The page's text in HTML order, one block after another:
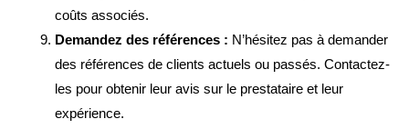
coûts associés.
Demandez des références : N’hésitez pas à demander
des références de clients actuels ou passés. Contactez-
les pour obtenir leur avis sur le prestataire et leur
expérience.